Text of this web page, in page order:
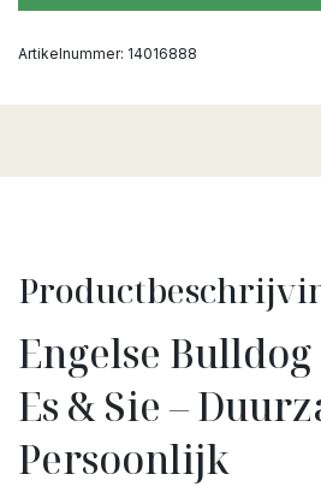
Artikelnummer: 14016888
Engelse
Es & Sie –
Persoonlijk